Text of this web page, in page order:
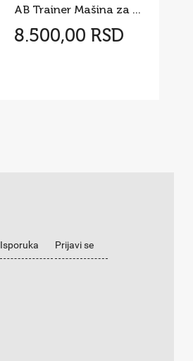
AB Trainer Mašina za Trbušnjake 200 kg
8.500,00 RSD
Isporuka Prijavi se